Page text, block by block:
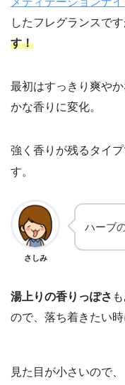
したフレグランスで
す！
最初はすっきり爽や
かな香りに変化。
強く香りが残るタイプ
す。
さしみ
ハーブ
湯上りの香りっぽさ
ので、落ち着きたい
見た目が小さいので